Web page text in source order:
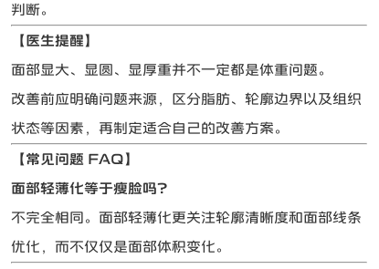
判断。
【医生提醒】
面部显大、显圆、显厚重并不一定都是体重问题。
改善前应明确问题来源，区分脂肪、轮廓边界以及组织
状态等因素，再制定适合自己的改善方案。
【常见问题 FAQ】
面部轻薄化等于瘦脸吗？
不完全相同。面部轻薄化更关注轮廓清晰度和面部线条
优化，而不仅仅是面部体积变化。